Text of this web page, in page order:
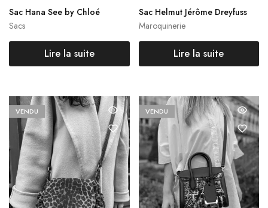
Sacs
Sac Hana See by Chloé
Lire la suite
Maroquinerie
Sac Helmut Jérôme Dreyfuss
Lire la suite
VENDU VENDU